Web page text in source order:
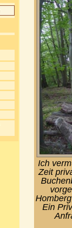
Ich
Zeit
Ein